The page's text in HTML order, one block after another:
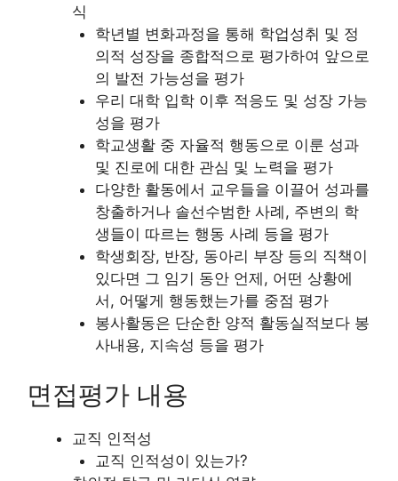
식
학년별 변화과정을 통해 학업성취 및 정
의적 성장을 종합적으로 평가하여 앞으로
의 발전 가능성을 평가
우리 대학 입학 이후 적응도 및 성장 가능
성을 평가
학교생활 중 자율적 행동으로 이룬 성과
및 진로에 대한 관심 및 노력을 평가
다양한 활동에서 교우들을 이끌어 성과를
창출하거나 솔선수범한 사례, 주변의 학
생들이 따르는 행동 사례 등을 평가
학생회장, 반장, 동아리 부장 등의 직책이
있다면 그 임기 동안 언제, 어떤 상황에
서, 어떻게 행동했는가를 중점 평가
봉사활동은 단순한 양적 활동실적보다 봉
사내용, 지속성 등을 평가
면접평가 내용
교직 인적성
교직 인적성이 있는가?